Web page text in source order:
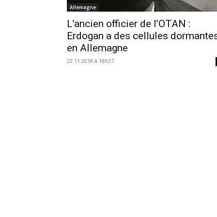
Allemagne
L’ancien officier de l’OTAN :
Erdogan a des cellules
en Allemagne
22.11.2018 à 18h37